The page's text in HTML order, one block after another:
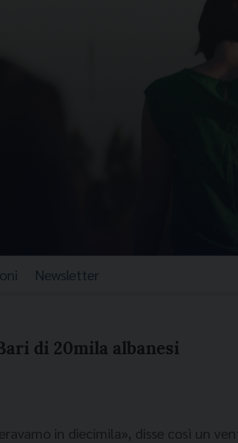
Newsletter
di 20mila albanesi
in diecimila», disse così un